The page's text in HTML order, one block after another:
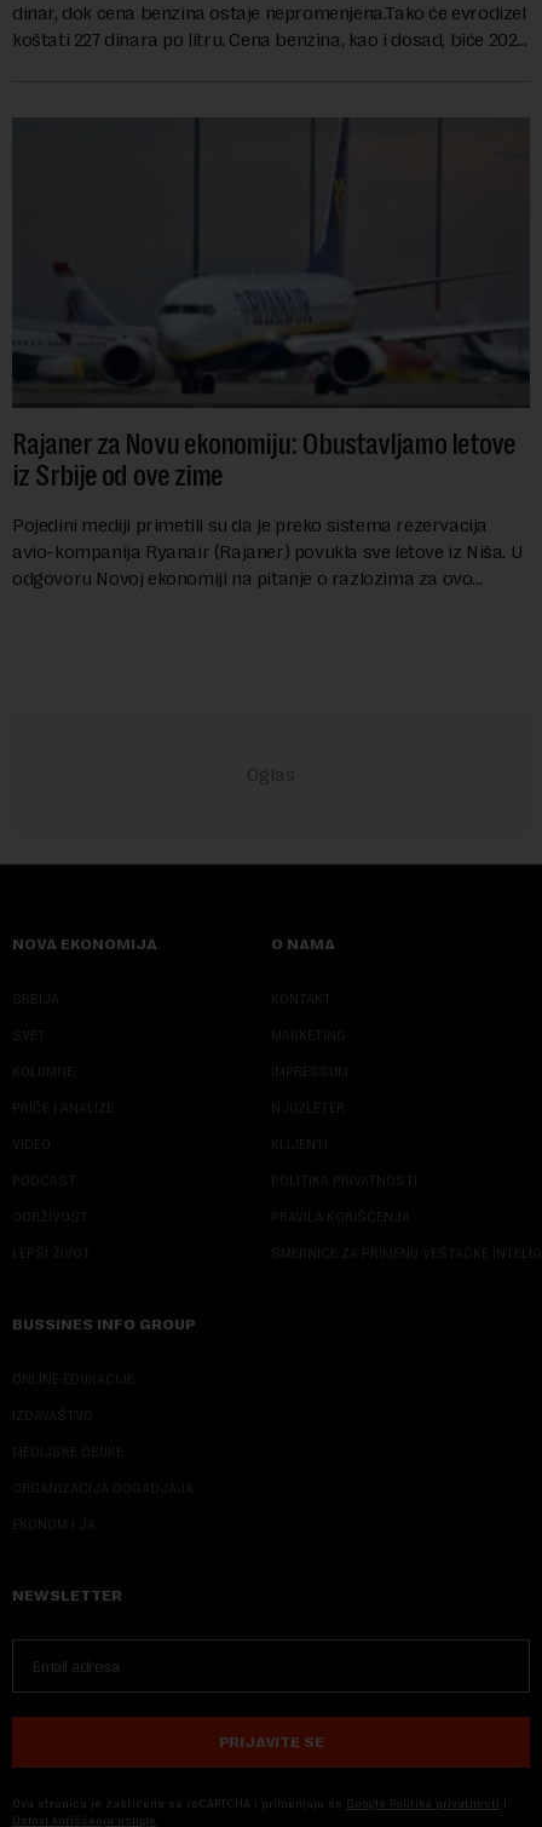
dinar, dok cena benzina ostaje nepromenjena.Tako će evrodizel
koštati 227 dinara po litru. Cena benzina, kao i dosad, biće 202
Rajaner za Novu ekonomiju: Obustavljamo letove
iz Srbije od ove zime
Pojedini mediji primetili su da je preko sistema rezervacija
avio-kompanija Ryanair (Rajaner) povukla sve letove iz Niša. U
odgovoru Novoj ekonomiji na pitanje o razlozima za ovo
NOVA EKONOMIJA
SRBIJA
SVET
KOLUMNE
PRIČE I ANALIZE
VIDEO
PODCAST
ODRŽIVOST
LEPŠI ŽIVOT
O NAMA
KONTAKT
MARKETING
IMPRESSUM
NJUZLETER
KLIJENTI
POLITIKA PRIVATNOSTI
PRAVILA KORIŠĆENJA
SMERNICE ZA PRIMENU VEŠTAČKE
BUSSINES INFO GROUP
ONLINE EDUKACIJE
IZDAVAŠTVO
MEDIJSKE OBUKE
ORGANIZACIJA DOGADJAJA
EKONOM I JA
NEWSLETTER
PRIJAVITE SE
Ova stranica je zaštićena sa reCAPTCHA i primenjuju se Google Politika privatnosti i
Uslovi korišćenja usluge